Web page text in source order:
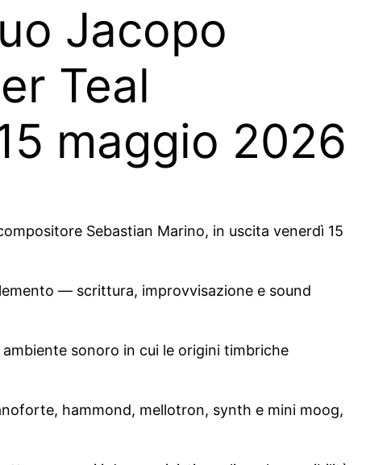
Jacopo
Teal
maggio 2026
Sebastian Marino, in uscita venerdì 15
— scrittura, improvvisazione e sound
sonoro in cui le origini timbriche
hammond, mellotron, synth e mini moog,